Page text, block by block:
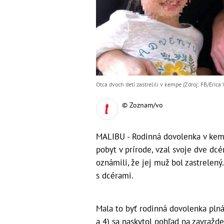
Otca dvoch detí zastrelili v kempe (Zdroj: FB/Erica
© Zoznam/vo
MALIBU - Rodinná dovolenka v
pobyt v prírode, vzal svoje dve
oznámili, že jej muž bol
s dcérami.
Mala to byť rodinná dovolenka
a 4) sa naskytol pohľad na